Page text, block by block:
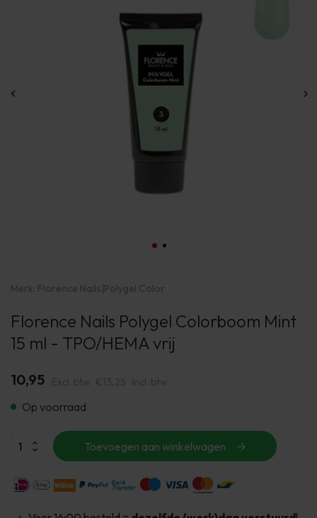
Merk: Florence Nails|Polygel Color
Florence Nails Polygel Colorboom Mint
15 ml - TPO/HEMA vrij
10,95 Excl. btw €13,25 Incl. btw
Op voorraad
Toevoegen aan winkelwagen